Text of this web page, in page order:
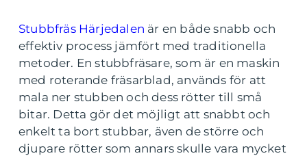
Stubbfräs Härjedalen är en både snabb och
effektiv process jämfört med traditionella
metoder. En stubbfräsare, som är en maskin
med roterande fräsarblad, används för att
mala ner stubben och dess rötter till små
bitar. Detta gör det möjligt att snabbt och
enkelt ta bort stubbar, även de större och
djupare rötter som annars skulle vara mycket